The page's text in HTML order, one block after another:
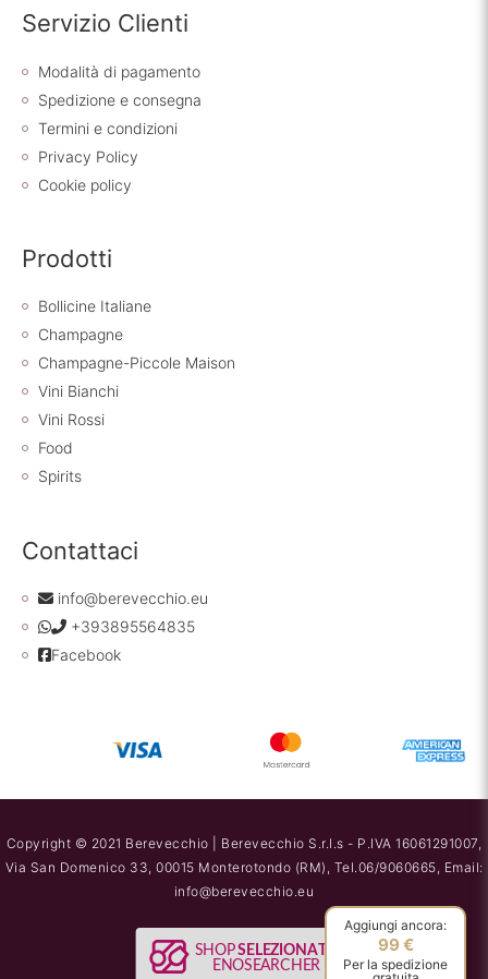
Aggiungi ancora:
99 €
Per la spedizione
Servizio Clienti
Modalità di pagamento
Spedizione e consegna
Termini e condizioni
Privacy Policy
Cookie policy
Prodotti
Bollicine Italiane
Champagne
Champagne-Piccole Maison
Vini Bianchi
Vini Rossi
Food
Spirits
Contattaci
info@berevecchio.eu
+393895564835
Facebook
Copyright © 2021 Berevecchio | Berevecchio S.r.l.s - P.IVA 16061291007,
Via San Domenico 33, 00015 Monterotondo (RM), Tel.06/9060665, Email:
info@berevecchio.eu